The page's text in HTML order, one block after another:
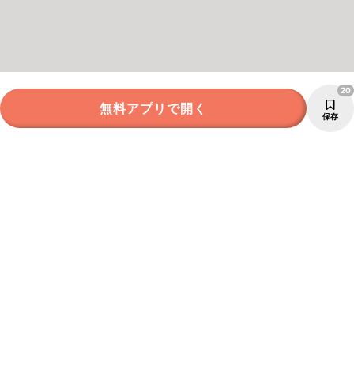
無料アプリで開く 保存
20